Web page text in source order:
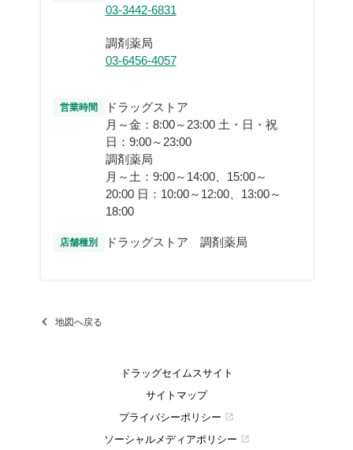
03-3442-6831
調剤薬局
03-6456-4057
営業時間
ドラッグストア
月～金：8:00～23:00 土・日・祝
日：9:00～23:00
調剤薬局
月～土：9:00～14:00、15:00～
20:00 日：10:00～12:00、13:00～
18:00
店舗種別 ドラッグストア 調剤薬局
地図へ戻る
ドラッグセイムスサイト
サイトマップ
プライバシーポリシー
open_in_new
ソーシャルメディアポリシー open_in_new